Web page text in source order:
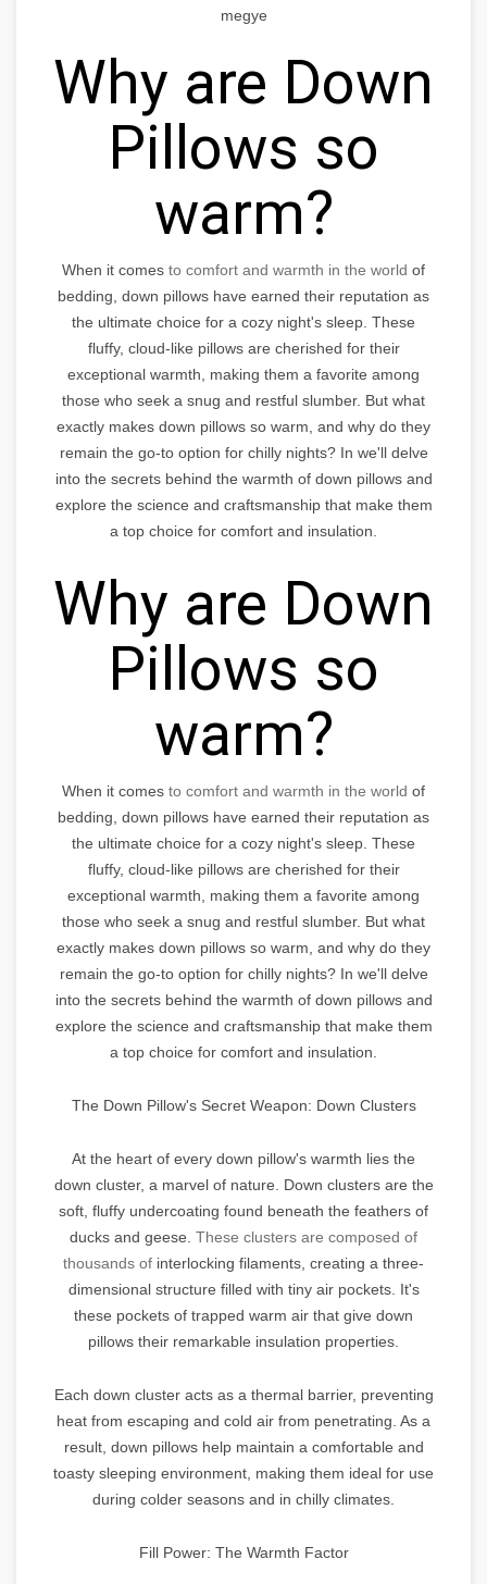
megye
Why are Down
Pillows so
warm?
When it comes to comfort and warmth in the world of
bedding, down pillows have earned their reputation as
the ultimate choice for a cozy night's sleep. These
fluffy, cloud-like pillows are cherished for their
exceptional warmth, making them a favorite among
those who seek a snug and restful slumber. But what
exactly makes down pillows so warm, and why do they
remain the go-to option for chilly nights? In we'll delve
into the secrets behind the warmth of down pillows and
explore the science and craftsmanship that make them
a top choice for comfort and insulation.
Why are Down
Pillows so
warm?
When it comes to comfort and warmth in the world of
bedding, down pillows have earned their reputation as
the ultimate choice for a cozy night's sleep. These
fluffy, cloud-like pillows are cherished for their
exceptional warmth, making them a favorite among
those who seek a snug and restful slumber. But what
exactly makes down pillows so warm, and why do they
remain the go-to option for chilly nights? In we'll delve
into the secrets behind the warmth of down pillows and
explore the science and craftsmanship that make them
a top choice for comfort and insulation.
The Down Pillow's Secret Weapon: Down Clusters
At the heart of every down pillow's warmth lies the
down cluster, a marvel of nature. Down clusters are the
soft, fluffy undercoating found beneath the feathers of
ducks and geese. These clusters are composed of
thousands of interlocking filaments, creating a three-
dimensional structure filled with tiny air pockets. It's
these pockets of trapped warm air that give down
pillows their remarkable insulation properties.
Each down cluster acts as a thermal barrier, preventing
heat from escaping and cold air from penetrating. As a
result, down pillows help maintain a comfortable and
toasty sleeping environment, making them ideal for use
during colder seasons and in chilly climates.
Fill Power: The Warmth Factor